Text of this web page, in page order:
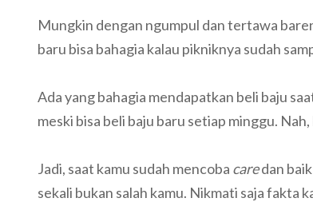
Mungkin dengan ngumpul dan tertawa
baru bisa bahagia kalau pikniknya sudah
Ada yang bahagia mendapatkan beli baju
meski bisa beli baju baru setiap minggu.
Jadi, saat kamu sudah mencoba caredan
sekali bukan salah kamu. Nikmati saja fakta